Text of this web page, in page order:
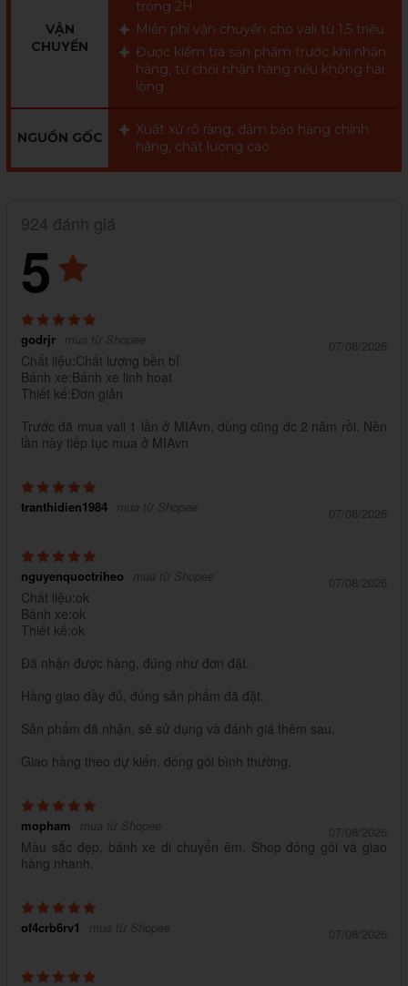
VẬN
CHUYỂN
trong 2H
Miễn phí vận chuyển cho vali từ 1,5 triệu
Được kiểm tra sản phẩm trước khi nhận
hàng, từ chối nhận hàng nếu không hài
lòng
NGUỒN GỐC
Xuất xứ rõ ràng, đảm bảo hàng chính
hãng, chất lượng cao
924 đánh giá
5
godrjr mua từ Shopee 07/08/2026
Chất liệu:Chất lượng bền bỉ
Bánh xe:Bánh xe linh hoạt
Thiết kế:Đơn giản
Trước đã mua vali 1 lần ở MIAvn, dùng cũng đc 2 năm rồi. Nên
lần này tiếp tục mua ở MIAvn
tranthidien1984 mua từ Shopee 07/08/2026
nguyenquoctriheo mua từ Shopee 07/08/2026
Chất liệu:ok
Bánh xe:ok
Thiết kế:ok
Đã nhận được hàng, đúng như đơn đặt.
Hàng giao đầy đủ, đúng sản phẩm đã đặt.
Sản phẩm đã nhận, sẽ sử dụng và đánh giá thêm sau.
Giao hàng theo dự kiến, đóng gói bình thường.
mopham mua từ Shopee 07/08/2026
Màu sắc đẹp, bánh xe di chuyển êm. Shop đóng gói và giao
hàng nhanh.
of4crb6rv1 mua từ Shopee 07/08/2026